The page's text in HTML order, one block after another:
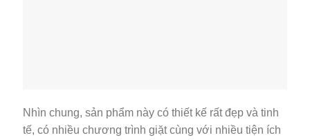
Nhìn chung, sản phẩm này có thiết kế rất đẹp và tinh
tế, có nhiều chương trình giặt cùng với nhiều tiện ích